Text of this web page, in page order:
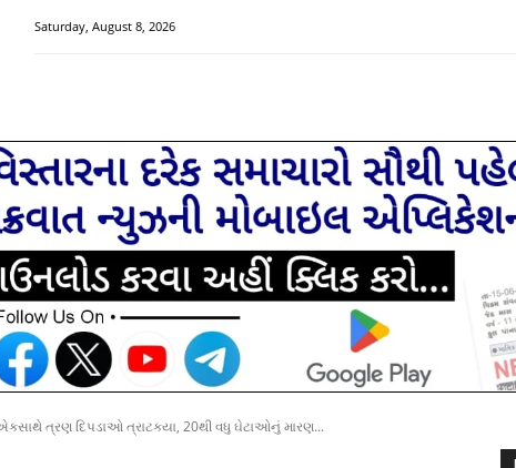
Saturday, August 8, 2026
એકસાથે ત્રણ દિપડાઓ ત્રાટક્યા, 20થી વધુ ઘેટાઓનું મારણ...